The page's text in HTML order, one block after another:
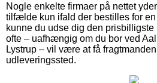
Nogle enkelte firmaer på nettet
tilfælde kun ifald der bestilles for
kunne du udse dig den
ofte – uafhængig om du bor ved
Lystrup – vil være at få
udleveringssted.